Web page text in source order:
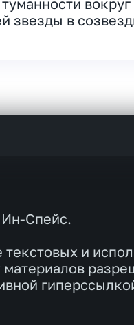
вокруг
звезды в
Спейс.
текстовых и